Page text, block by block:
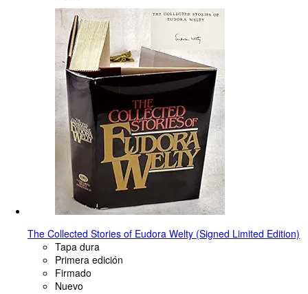
The Collected Stories of Eudora Welty (Signed Limited Edition)
Tapa dura
Primera edición
Firmado
Nuevo